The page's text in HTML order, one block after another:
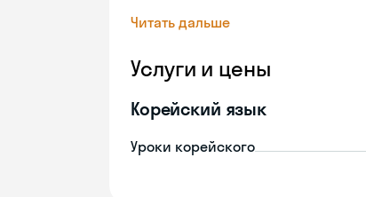
Читать дальше
Услуги и цены
Корейский язык
Уроки корейского